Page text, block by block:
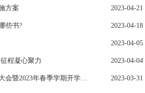
方案 2023-04-21
些书? 2023-04-18
2023-04-05
程凝心聚力 2023-04-04
在中央党校建校90周年庆祝大会暨2023年春季学期开学典礼上的讲话 2023-03-31